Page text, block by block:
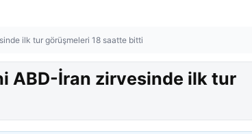
ilk tur görüşmeleri 18 saatte bitti
ABD-İran zirvesinde ilk tur